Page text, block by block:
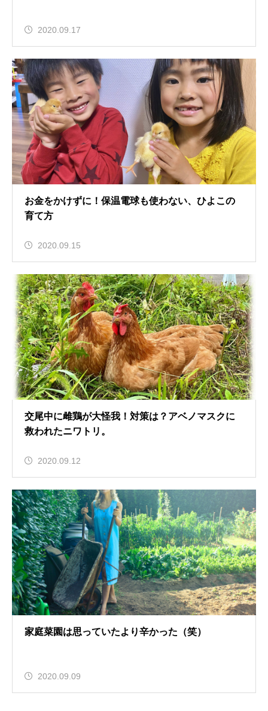
2020.09.17
お金をかけずに！保温電球も使わない、ひよこの
育て方
2020.09.15
交尾中に雌鶏が大怪我！対策は？アベノマスクに
救われたニワトリ。
2020.09.12
家庭菜園は思っていたより辛かった（笑）
2020.09.09